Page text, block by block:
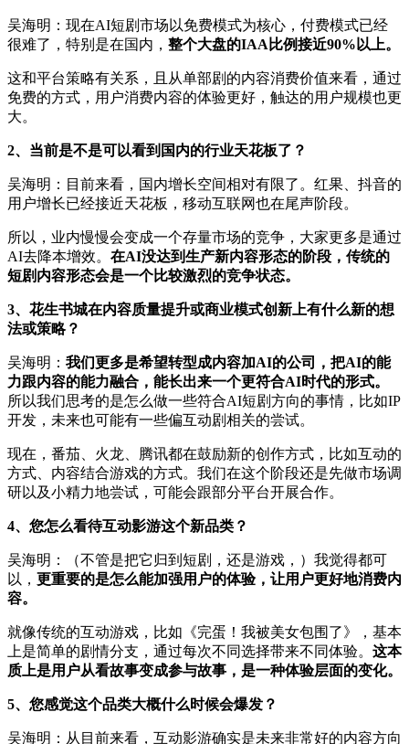
吴海明：现在AI短剧市场以免费模式为核心，付费模式已经
很难了，特别是在国内， 整个大盘的IAA比例接近90%以上。
这和平台策略有关系，且从单部剧的内容消费价值来看，通过
免费的方式，用户消费内容的体验更好，触达的用户规模也更
大。
2、当前是不是可以看到国内的行业天花板了？
吴海明：目前来看，国内增长空间相对有限了。红果、抖音的
用户增长已经接近天花板，移动互联网也在尾声阶段。
所以，业内慢慢会变成一个存量市场的竞争，大家更多是通过
AI去降本增效。 在AI没达到生产新内容形态的阶段，传统的
短剧内容形态会是一个比较激烈的竞争状态。
3、花生书城在内容质量提升或商业模式创新上有什么新的想
法或策略？
吴海明： 我们更多是希望转型成内容加AI的公司，把AI的能
力跟内容的能力融合，能长出来一个更符合AI时代的形式。
所以我们思考的是怎么做一些符合AI短剧方向的事情，比如IP
开发，未来也可能有一些偏互动剧相关的尝试。
现在，番茄、火龙、腾讯都在鼓励新的创作方式，比如互动的
方式、内容结合游戏的方式。我们在这个阶段还是先做市场调
研以及小精力地尝试，可能会跟部分平台开展合作。
4、您怎么看待互动影游这个新品类？
吴海明：（不管是把它归到短剧，还是游戏，）我觉得都可
以， 更重要的是怎么能加强用户的体验，让用户更好地消费内
容。
就像传统的互动游戏，比如《完蛋！我被美女包围了》，基本
上是简单的剧情分支，通过每次不同选择带来不同体验。 这本
质上是用户从看故事变成参与故事，是一种体验层面的变化。
5、您感觉这个品类大概什么时候会爆发？
吴海明：从目前来看，互动影游确实是未来非常好的内容方向